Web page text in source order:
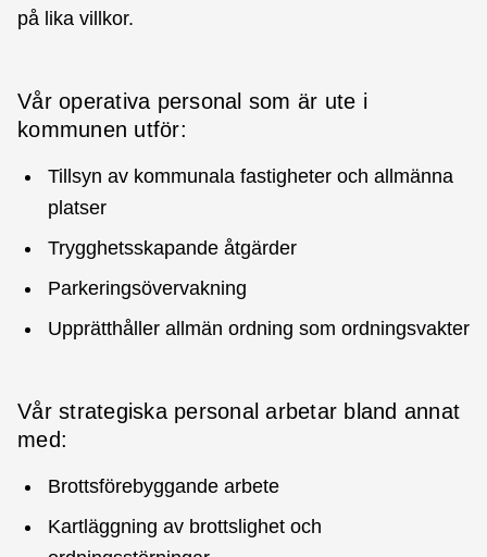
på lika villkor.
Vår operativa personal som är ute i
kommunen utför:
Tillsyn av kommunala fastigheter och allmänna
platser
Trygghetsskapande åtgärder
Parkeringsövervakning
Upprätthåller allmän ordning som ordningsvakter
Vår strategiska personal arbetar bland annat
med:
Brottsförebyggande arbete
Kartläggning av brottslighet och